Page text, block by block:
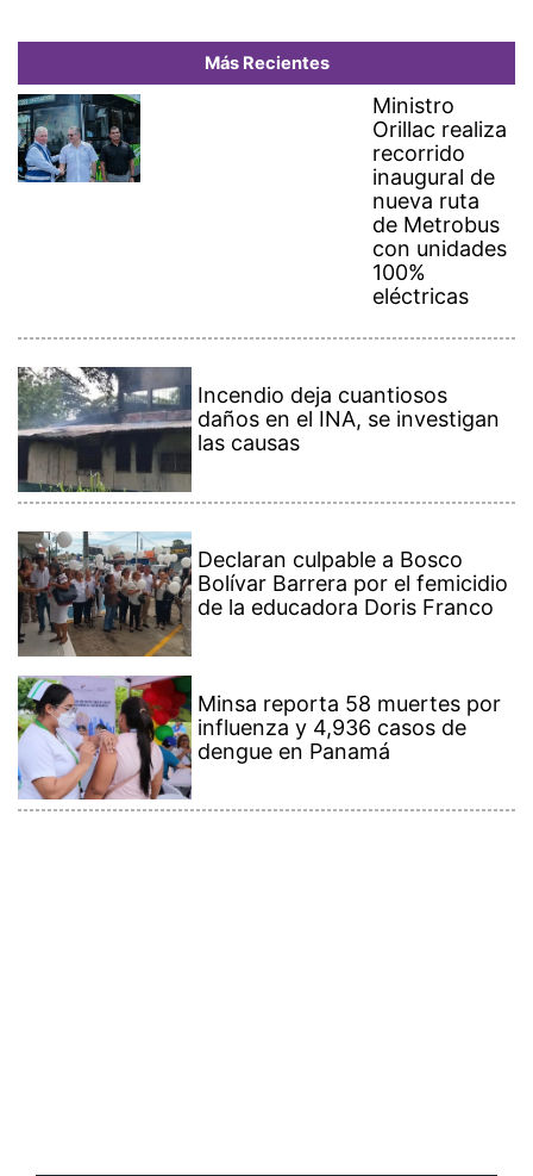
Más Recientes
Ministro
Orillac realiza
recorrido
inaugural de
nueva ruta
de Metrobus
con unidades
100%
eléctricas
Incendio deja cuantiosos
daños en el INA, se investigan
las causas
Declaran culpable a Bosco
Bolívar Barrera por el femicidio
de la educadora Doris Franco
Minsa reporta 58 muertes por
influenza y 4,936 casos de
dengue en Panamá